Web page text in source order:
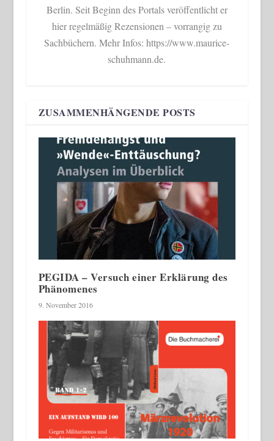
Berlin. Seit Beginn des Portals veröffentlicht er
hier regelmäßig Rezensionen – vorrangig zu
Sachbüchern. Mehr Infos: https://www.maurice-
schuhmann.de.
ZUSAMMENHÄNGENDE POSTS
PEGIDA – Versuch einer Erklärung des
Phänomenes
9. November 2016